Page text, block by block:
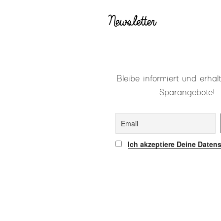
Newsletter
Bleibe informiert und
Sparangebote!
Ich akzeptiere Deine